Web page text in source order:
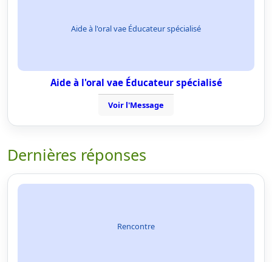
Aide à l'oral vae Éducateur spécialisé
Aide à l'oral vae Éducateur spécialisé
Voir l'Message
Dernières réponses
Rencontre